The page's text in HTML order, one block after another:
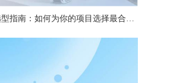
舵机选型指南：如何为你的项目选择最合适的舵机